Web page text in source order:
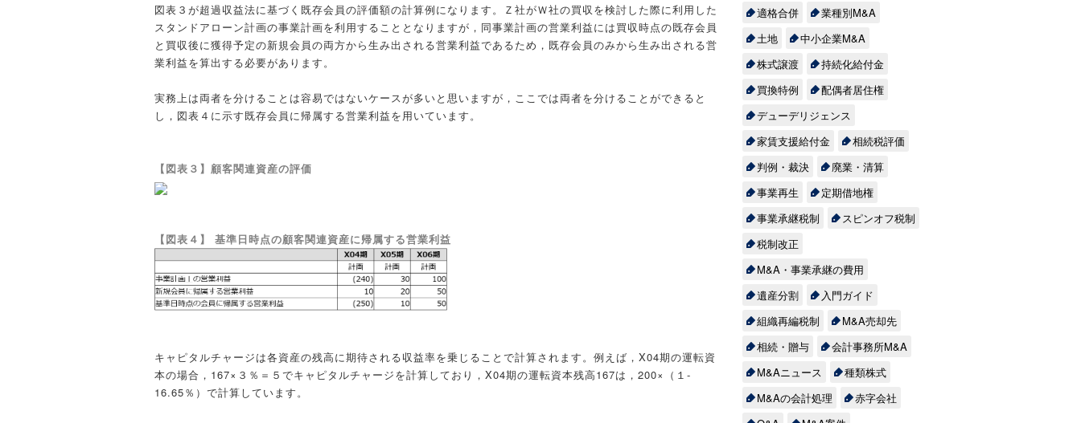
図表３が超過収益法に基づく既存会員の評価額の計算例になります。Ｚ社がＷ社の買収を検討した際に利用した
スタンドアローン計画の事業計画を利用することとなりますが，同事業計画の営業利益には買収時点の既存会員
と買収後に獲得予定の新規会員の両方から生み出される営業利益であるため，既存会員のみから生み出される営
業利益を算出する必要があります。
実務上は両者を分けることは容易ではないケースが多いと思いますが，ここでは両者を分けることができると
し，図表４に示す既存会員に帰属する営業利益を用いています。
【図表３】顧客関連資産の評価
【図表４】 基準日時点の顧客関連資産に帰属する営業利益
キャピタルチャージは各資産の残高に期待される収益率を乗じることで計算されます。例えば，X04期の運転資
本の場合，167×３％＝５でキャピタルチャージを計算しており，X04期の運転資本残高167は，200×（１‐
16.65％）で計算しています。
適格合併
業種別M&A
土地
中小企業M&A
株式譲渡
持続化給付金
買換特例
配偶者居住権
デューデリジェンス
家賃支援給付金
相続税評価
判例・裁決
廃業・清算
事業再生
定期借地権
事業承継税制
スピンオフ税制
税制改正
M&A・事業承継の費用
遺産分割
入門ガイド
組織再編税制
M&A売却先
相続・贈与
会計事務所M&A
M&Aニュース
種類株式
M&Aの会計処理
赤字会社